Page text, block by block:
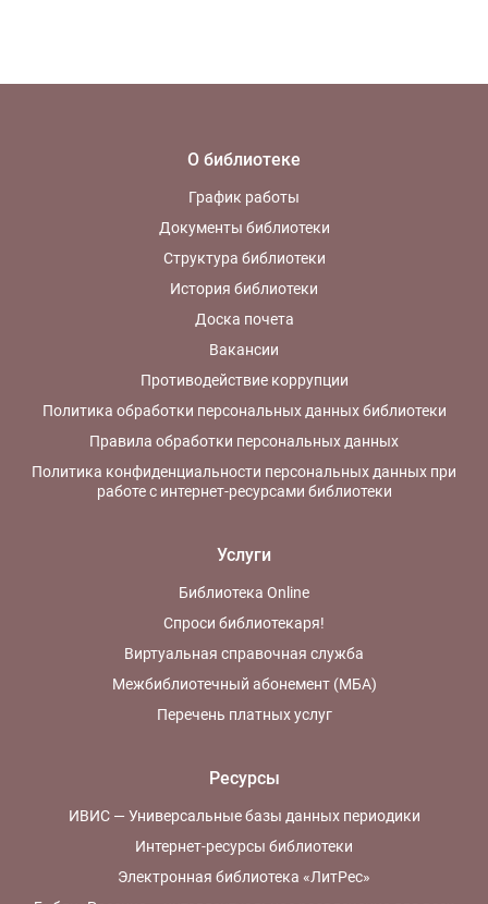
О библиотеке
График работы
Документы библиотеки
Структура библиотеки
История библиотеки
Доска почета
Вакансии
Противодействие коррупции
Политика обработки персональных данных библиотеки
Правила обработки персональных данных
Политика конфиденциальности персональных данных при
работе с интернет-ресурсами библиотеки
Услуги
Библиотека Online
Спроси библиотекаря!
Виртуальная справочная служба
Межбиблиотечный абонемент (МБА)
Перечень платных услуг
Ресурсы
ИВИС — Универсальные базы данных периодики
Интернет-ресурсы библиотеки
Электронная библиотека «ЛитРес»